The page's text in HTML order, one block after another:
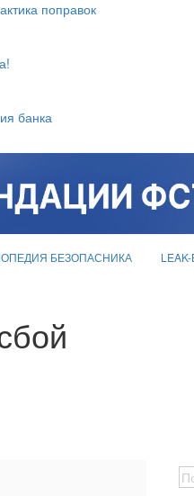
поправок
банка
БЕЗОПАСНИКА